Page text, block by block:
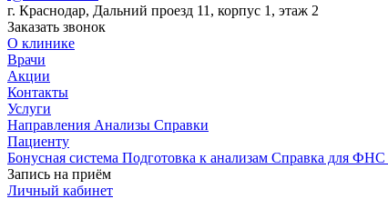
г. Краснодар, Дальний проезд 11, корпус 1, этаж 2
Заказать звонок
О клинике
Врачи
Акции
Контакты
Услуги
Направления Анализы Справки
Пациенту
Бонусная система Подготовка к анализам Справка для ФНС
Запись на приём
Личный кабинет